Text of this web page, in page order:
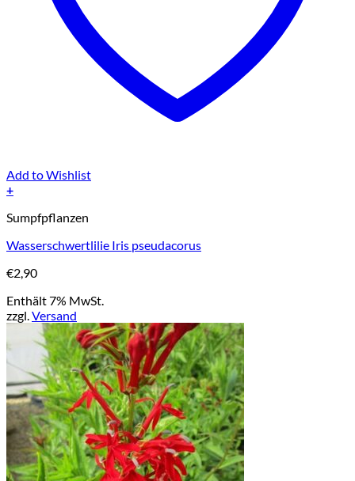
Add to Wishlist
+
Sumpfpflanzen
Wasserschwertlilie Iris pseudacorus
€2,90
Enthält 7% MwSt.
zzgl.Versand